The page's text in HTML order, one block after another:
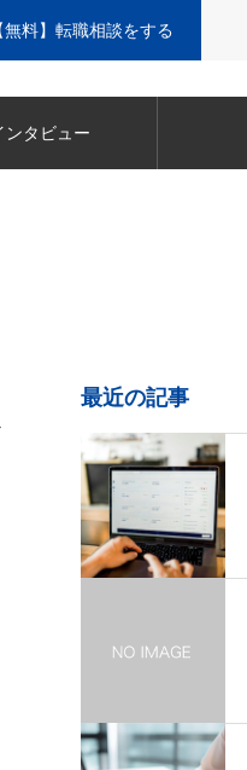
無料】転職相談をする
ンタビュー
最近の記事